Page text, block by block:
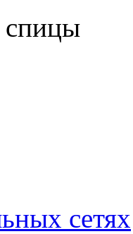
спицы
сетях